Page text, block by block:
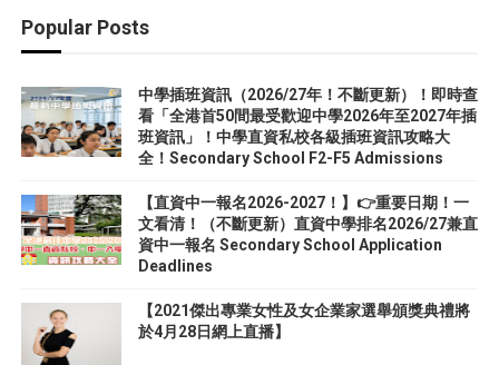
Popular Posts
中學插班資訊（2026/27年！不斷更新）！即時查
看「全港首50間最受歡迎中學2026年至2027年插
班資訊」！中學直資私校各級插班資訊攻略大
全！Secondary School F2-F5 Admissions
【直資中一報名2026-2027！】👉重要日期！一
文看清！（不斷更新）直資中學排名2026/27兼直
資中一報名 Secondary School Application
Deadlines
【2021傑出專業女性及女企業家選舉頒獎典禮將
於4月28日網上直播】